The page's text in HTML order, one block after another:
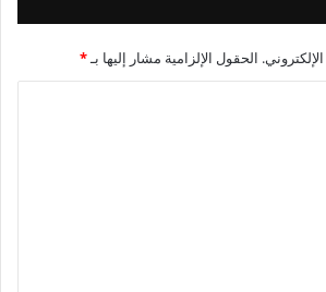
الحقول الإلزامية مشار إليها بـ*